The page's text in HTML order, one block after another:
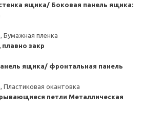
ящика/ Боковая панель ящика:
Бумажная пленка
закр
ящика/ фронтальная панель
окантовка
петли Металлическая